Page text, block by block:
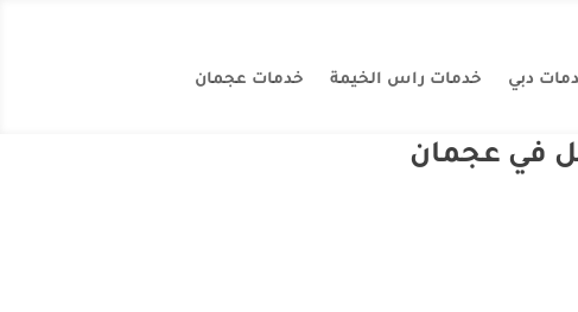
دبي خدمات راس الخيمة خدمات عجمان
في عجمان